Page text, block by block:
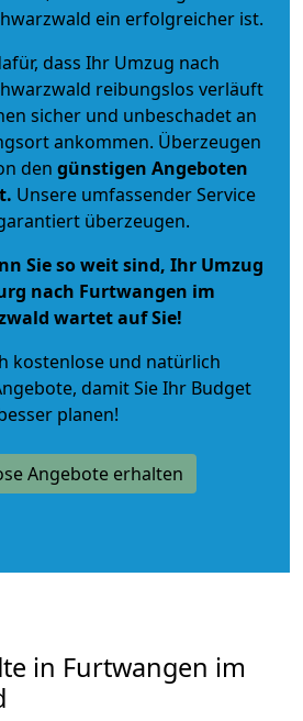
ein erfolgreicher ist.
dass Ihr Umzug nach
reibungslos verläuft
sicher und unbeschadet an
ankommen. Überzeugen
den günstigen Angeboten
. Unsere umfassender Service
überzeugen.
Sie so weit sind, Ihr Umzug
nach Furtwangen im
wartet auf Sie!
kostenlose und natürlich
, damit Sie Ihr Budget
planen!
Angebote erhalten
in Furtwangen im